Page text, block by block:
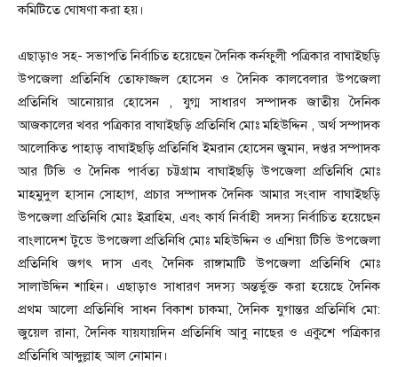
কমিটিতে ঘোষণা করা হয়।
এছাড়াও সহ- সভাপতি নির্বাচিত হয়েছেন দৈনিক কর্নফুলী পত্রিকার বাঘাইছড়ি
উপজেলা প্রতিনিধি তোফাজ্জল হোসেন ও দৈনিক কালবেলার উপজেলা
প্রতিনিধি আনোয়ার হোসেন , যুগ্ম সাধারণ সম্পাদক জাতীয় দৈনিক
আজকালের খবর পত্রিকার বাঘাইছড়ি প্রতিনিধি মোঃ মহিউদ্দিন , অর্থ সম্পাদক
আলোকিত পাহাড় বাঘাইছড়ি প্রতিনিধি ইমরান হোসেন জুমান, দপ্তর সম্পাদক
আর টিভি ও দৈনিক পার্বত্য চট্টগ্রাম বাঘাইছড়ি উপজেলা প্রতিনিধি মোঃ
মাহমুদুল হাসান সোহাগ, প্রচার সম্পাদক দৈনিক আমার সংবাদ বাঘাইছড়ি
উপজেলা প্রতিনিধি মোঃ ইব্রাহিম, এবং কার্য নির্বাহী সদস্য নির্বাচিত হয়েছেন
বাংলাদেশ টুডে উপজেলা প্রতিনিধি মোঃ মহিউদ্দিন ও এশিয়া টিভি উপজেলা
প্রতিনিধি জগৎ দাস এবং দৈনিক রাঙ্গামাটি উপজেলা প্রতিনিধি মোঃ
সালাউদ্দিন শাহিন। এছাড়াও সাধারণ সদস্য অন্তর্ভুক্ত করা হয়েছে দৈনিক
প্রথম আলো প্রতিনিধি সাধন বিকাশ চাকমা, দৈনিক যুগান্তর প্রতিনিধি মো:
জুয়েল রানা, দৈনিক যায়যায়দিন প্রতিনিধি আবু নাছের ও একুশে পত্রিকার
প্রতিনিধি আব্দুল্লাহ আল নোমান।